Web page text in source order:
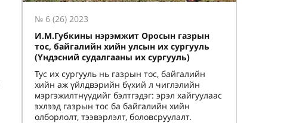
№ 6 (26) 2023
И.М.Губкины нэрэмжит Оросын газрын
тос, байгалийн хийн улсын их сургууль
(Үндэсний судалгааны их сургууль)
Тус их сургууль нь газрын тос, байгалийн
хийн аж үйлдвэрийн бүхий л чиглэлийн
мэргэжилтнүүдийг бэлтгэдэг: эрэл хайгуулаас
эхлээд газрын тос ба байгалийн хийн
олборлолт, тээвэрлэлт, боловсруулалт.